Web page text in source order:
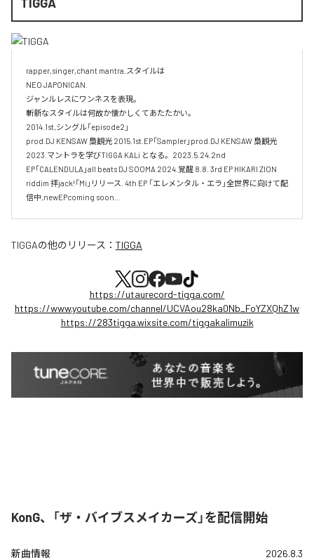
rapper,singer,chant mantra.スタイルは
NEO JAPONICAN.
ジャンルレスにワンネスを表現。
斬新なスタイルは何故か懐かしくてあたたかい。
2014.1st,シングル「episode2」
prod.DJ KENSAW 梟観光 2015.1st.EP「Sampler」prod.DJ KENSAW 梟観光
2023.マントラを学びTIGGA KALi となる。2023.5.24.2nd
EP「CALENDULA」all beats DJ SOOMA 2024.覚醒 8.8. 3rd EP HIKARI ZION
riddim 拝jack!「Mi」リリース. 4th EP 「エレメンタル・エラ」全世界に向けて配
TIGGAの他のリリース： TIGGA
https://utaurecord-tigga.com/
https://www.youtube.com/channel/UCVAou28ka0Nb_FoYZXQhZ1w
https://283tigga.wixsite.com/tiggakalimuzik
KonG、「ザ・バイブスメイカーズ」を配信開始
新曲情報 2026.8.3